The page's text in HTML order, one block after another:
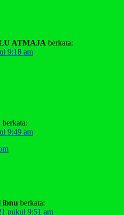
ATMAJA berkata:
9:18 am
berkata:
9:49 am
ibnu berkata:
pukul 9:51 am